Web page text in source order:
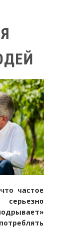
частое
серьезно